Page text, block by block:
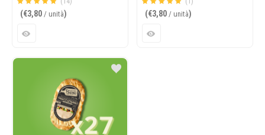
(19×30 cm)
Valutato
4.86
su 5
(€3,80 / unità)
(Ø 30 cm)
Valutato
5.00
su 5
(€3,80 / unità)